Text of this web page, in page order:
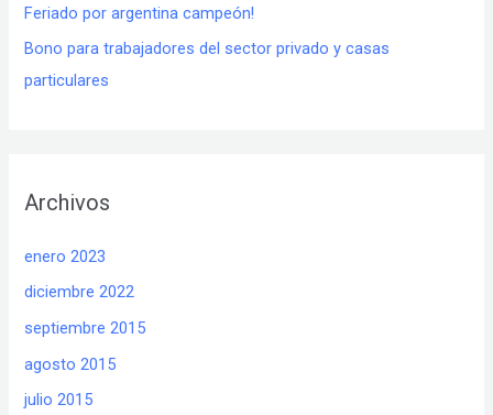
Feriado por argentina campeón!
Bono para trabajadores del sector privado y casas
particulares
Archivos
enero 2023
diciembre 2022
septiembre 2015
agosto 2015
julio 2015